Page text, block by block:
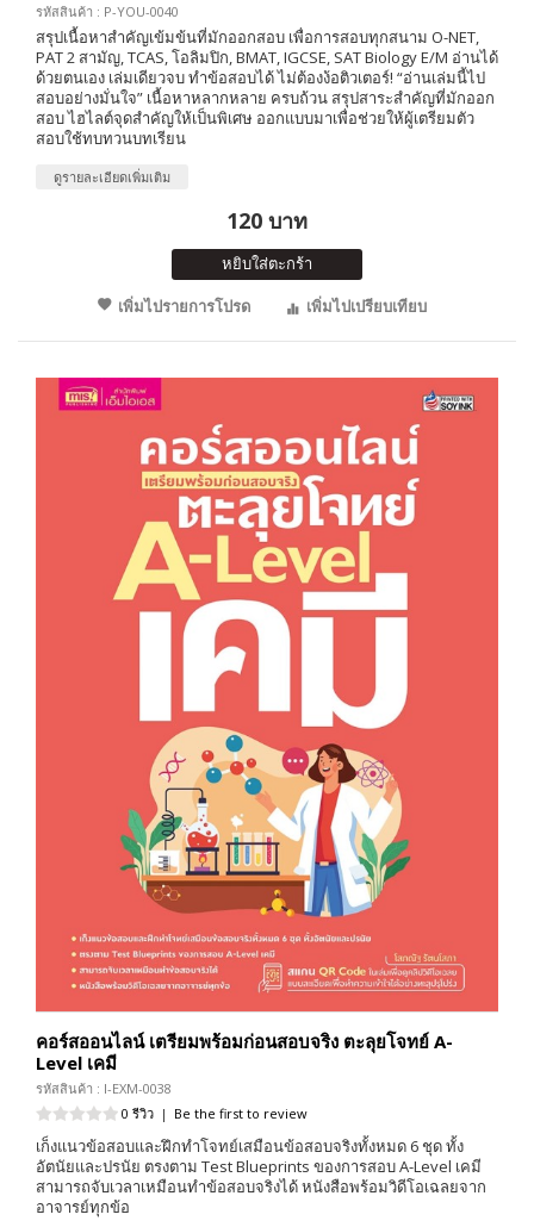
รหัสสินค้า : P-YOU-0040
สรุปเนื้อหาสำคัญเข้มข้นที่มักออกสอบ เพื่อการสอบทุกสนาม O-NET,
PAT 2 สามัญ, TCAS, โอลิมปิก, BMAT, IGCSE, SAT Biology E/M อ่านได้
ด้วยตนเอง เล่มเดียวจบ ทำข้อสอบได้ ไม่ต้องง้อติวเตอร์! “อ่านเล่มนี้ไป
สอบอย่างมั่นใจ” เนื้อหาหลากหลาย ครบถ้วน สรุปสาระสำคัญที่มักออก
สอบ ไฮไลต์จุดสำคัญให้เป็นพิเศษ ออกแบบมาเพื่อช่วยให้ผู้เตรียมตัว
สอบใช้ทบทวนบทเรียน
ดูรายละเอียดเพิ่มเติม
120 บาท
หยิบใส่ตะกร้า
เพิ่มไปรายการโปรด
เพิ่มไปเปรียบเทียบ
คอร์สออนไลน์ เตรียมพร้อมก่อนสอบจริง ตะลุยโจทย์ A-
Level เคมี
รหัสสินค้า : I-EXM-0038
0 รีวิว | Be the first to review
เก็งแนวข้อสอบและฝึกทำโจทย์เสมือนข้อสอบจริงทั้งหมด 6 ชุด ทั้ง
อัตนัยและปรนัย ตรงตาม Test Blueprints ของการสอบ A-Level เคมี
สามารถจับเวลาเหมือนทำข้อสอบจริงได้ หนังสือพร้อมวิดีโอเฉลยจาก
อาจารย์ทุกข้อ